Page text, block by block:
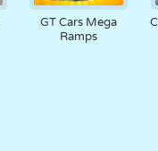
GT Cars Mega
Ramps